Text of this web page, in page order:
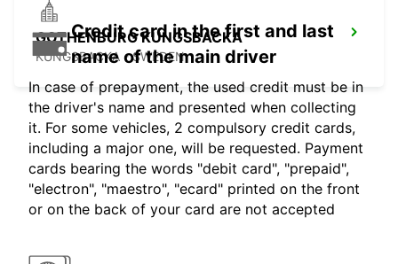
GOTHENBURG KUNGSBACKA
KUNGSBACKA - SWEDEN
Credit card in the first and last
name of the main driver
In case of prepayment, the used credit must be in
the driver's name and presented when collecting
it. For some vehicles, 2 compulsory credit cards,
including a major one, will be requested. Payment
cards bearing the words "debit card", "prepaid",
"electron", "maestro", "ecard" printed on the front
or on the back of your card are not accepted